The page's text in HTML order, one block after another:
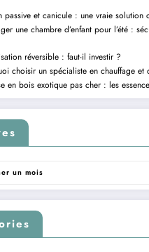
passive et canicule : une vraie solution
une chambre d’enfant pour l’été :
réversible : faut-il investir ?
choisir un spécialiste en chauffage et
en bois exotique pas cher : les